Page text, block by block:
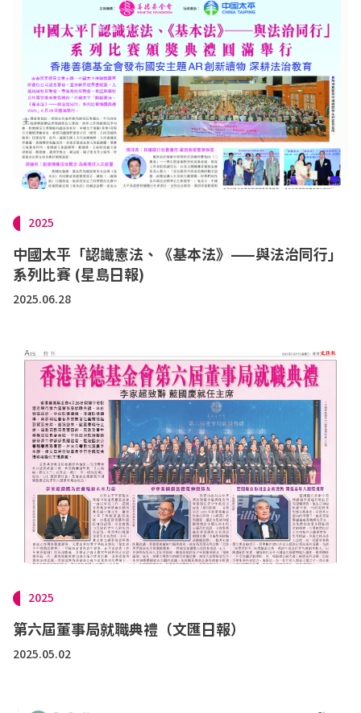
2025
中國太平「認識憲法、《基本法》——與法治同行」
系列比賽 (星島日報)
2025.06.28
2025
第六屆董事局就職典禮（文匯日報）
2025.05.02